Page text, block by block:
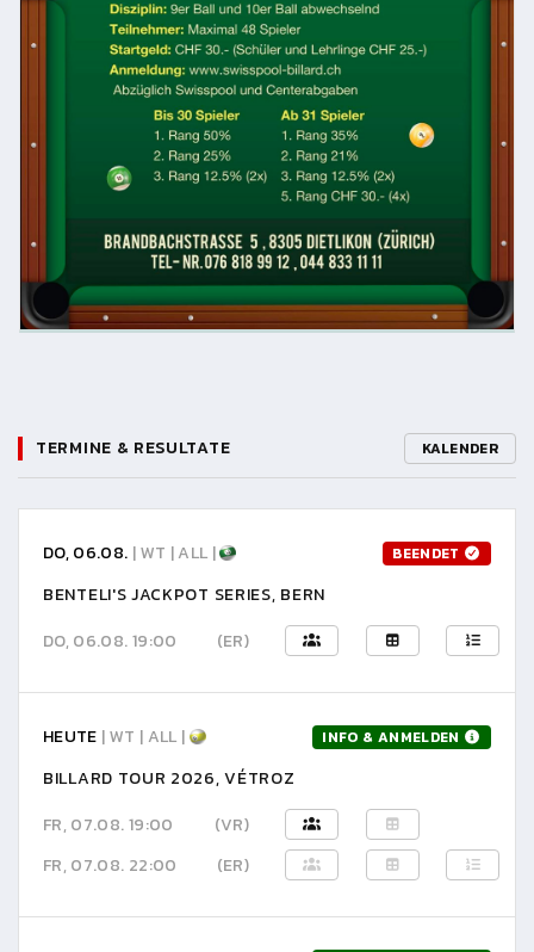
TERMINE & RESULTATE KALENDER
DO, 06.08. | WT | ALL | BEENDET
BENTELI'S JACKPOT SERIES, BERN
DO, 06.08. 19:00
(ER)
HEUTE | WT | ALL | INFO & ANMELDEN
BILLARD TOUR 2026, VÉTROZ
FR, 07.08. 19:00
(VR)
FR, 07.08. 22:00
(ER)